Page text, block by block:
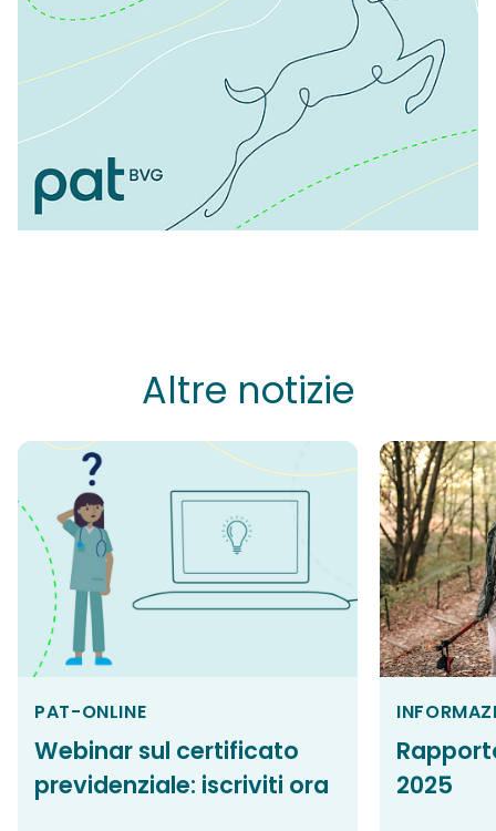
Altre notizie
PAT-ONLINE
Webinar sul certificato
previdenziale: iscriviti ora
2025